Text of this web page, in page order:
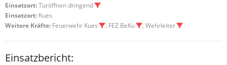
Einsatzart:Türöffnen dringend
Einsatzort: Kues
Weitere Kräfte: Feuerwehr Kues , FEZ BeKu , Wehrleiter
Einsatzbericht: